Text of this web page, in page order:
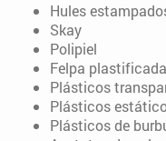
Hules
Skay
Polipiel
Felpa plastificada
Plásticos
Plásticos
Plásticos de